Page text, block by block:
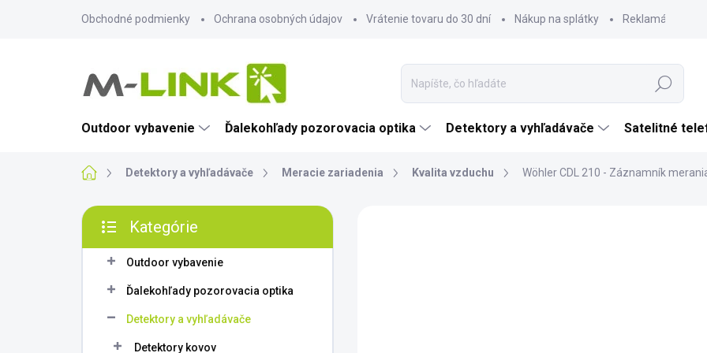
Obchodné podmienky Ochrana osobných údajov Vrátenie tovaru do 30 dní Nákup na splátky Reklamácia
Hľadať
Outdoor vybavenie Ďalekohľady pozorovacia optika Detektory a vyhľadávače Satelitné
DomovDetektory a vyhľadávače Meracie zariadenia Kvalita vzduchu Wöhler CDL 210 - Záznamník
B
č
kategórie
Kategórie
Outdoor vybavenie
Ďalekohľady pozorovacia optika
Detektory a vyhľadávače
Detektory kovov